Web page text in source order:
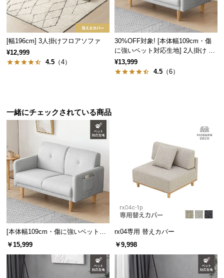
ャ
ン
ル
に
つ
保
証
い
て
会
員
規
約
つ
い
て
[幅196cm] 3人掛けフロアソファ
¥12,999
4.5 （4）
30%OFF対象! [本体幅109cm・傷
に強いペット対応生地] 2人掛け コ
ンパクトソファ ポケット付き
¥13,999
4.5 （6）
一緒にチェックされている商品
[本体幅109cm・傷に強いペット対
応生地] 2人掛け コンパクトソファ
￥15,999
rx04専用 替えカバー
￥9,998